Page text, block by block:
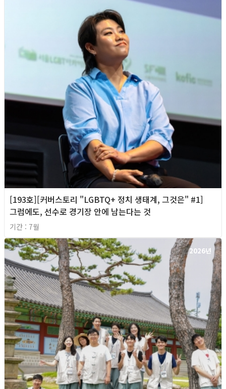
[193호][커버스토리 "LGBTQ+ 정치 생태계, 그것은" #1]
그럼에도, 선수로 경기장 안에 남는다는 것
기간 : 7월
2026년